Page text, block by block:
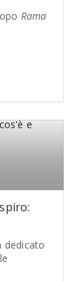
Rama
dedicato